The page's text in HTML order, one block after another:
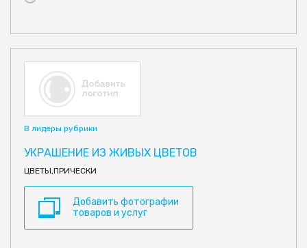
В лидеры рубрики
УКРАШЕНИЕ ИЗ ЖИВЫХ ЦВЕТОВ
ЦВЕТЫ,ПРИЧЕСКИ
Добавить фотографии
товаров и услуг